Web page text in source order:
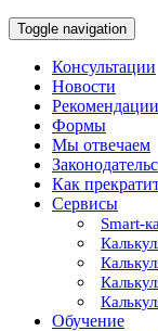
Toggle navigation
Консультации
Новости
Рекомендации
Формы
Мы отвечаем
Как
Сервисы
Smart-
Обучение